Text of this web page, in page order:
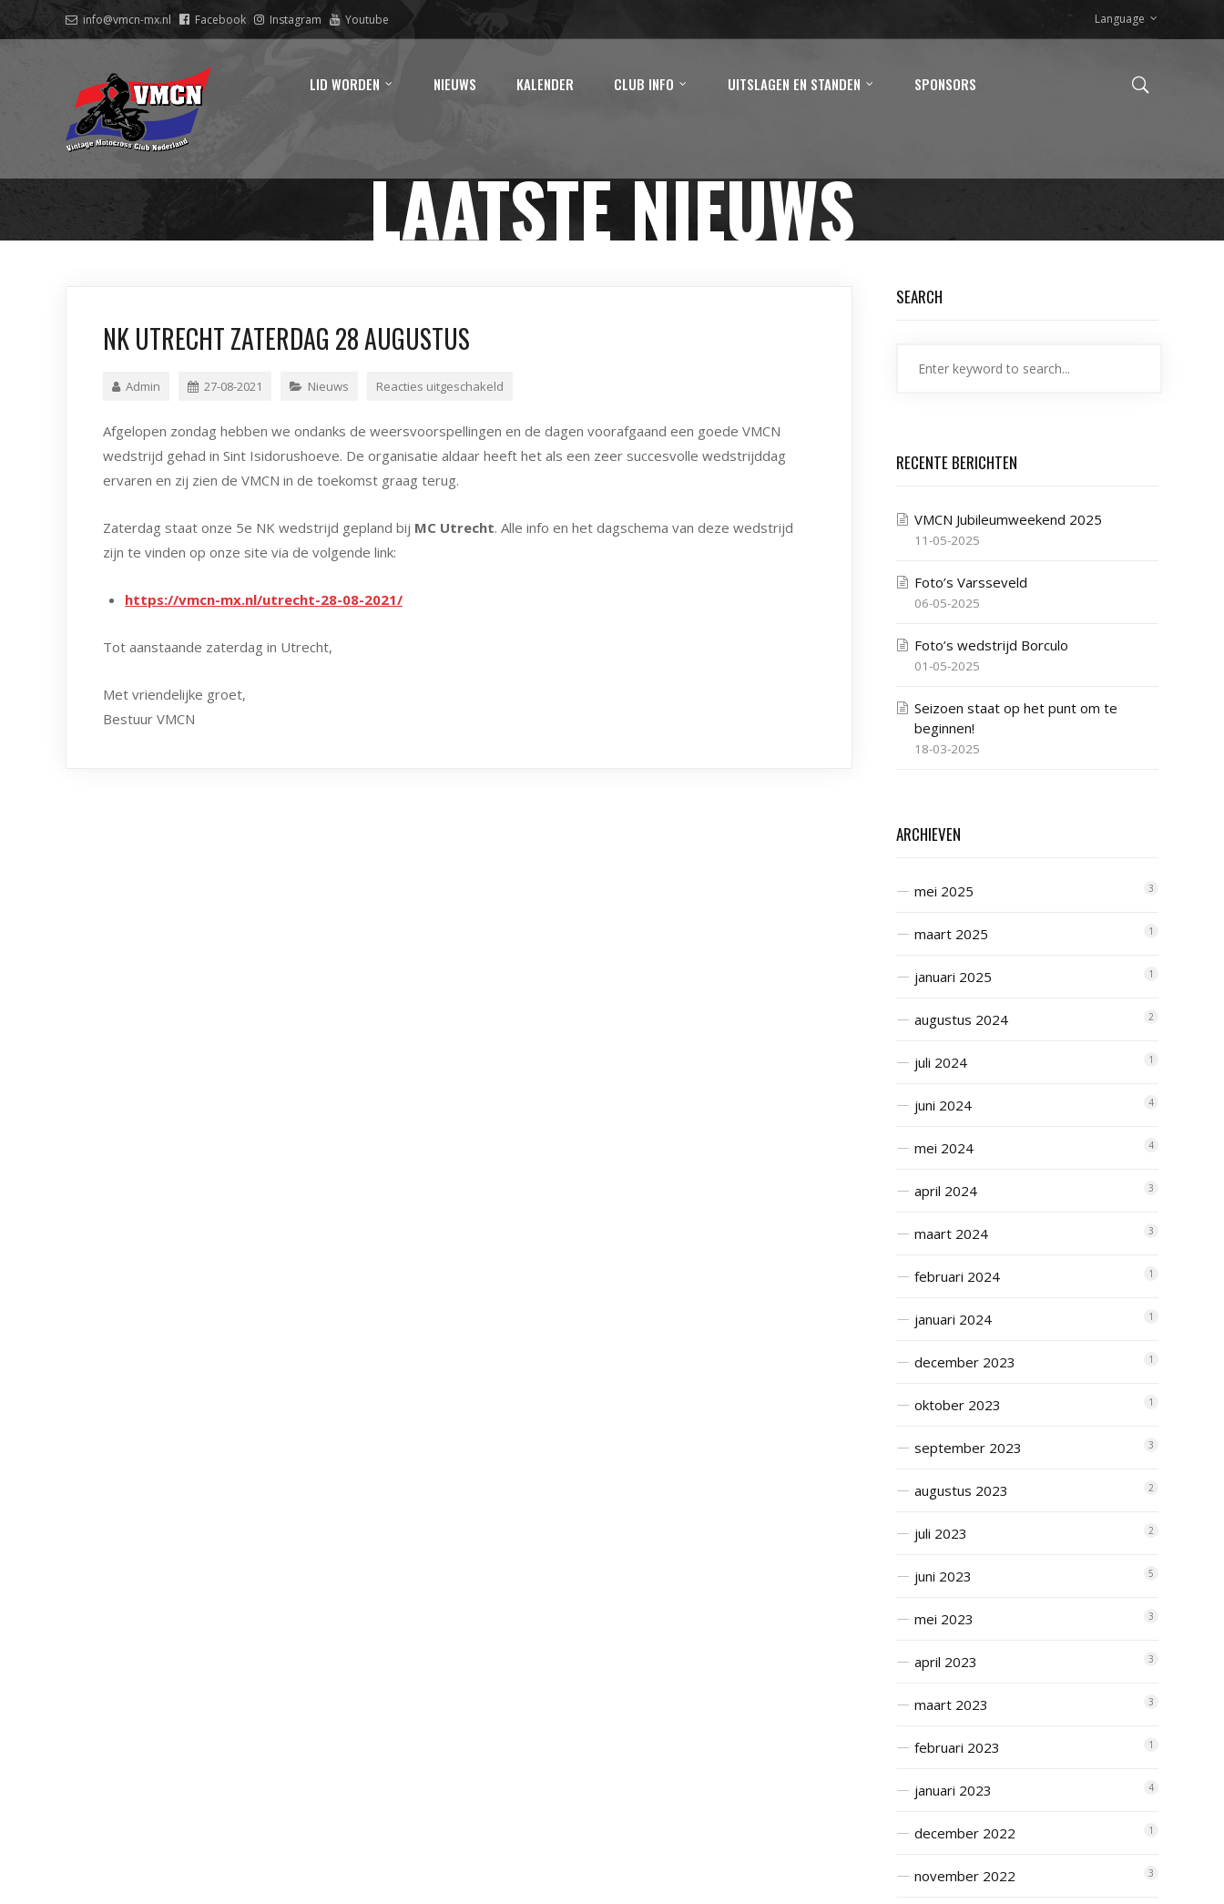
info@vmcn-mx.nl Facebook Instagram Youtube Language
LID WORDEN NIEUWS KALENDER CLUB INFO UITSLAGEN EN STANDEN SPONSORS
LAATSTE NIEUWS
NK UTRECHT ZATERDAG 28 AUGUSTUS
Admin 27-08-2021 Nieuws Reacties uitgeschakeld
Afgelopen zondag hebben we ondanks de weersvoorspellingen en de dagen voorafgaand een goede VMCN
wedstrijd gehad in Sint Isidorushoeve. De organisatie aldaar heeft het als een zeer succesvolle wedstrijddag
ervaren en zij zien de VMCN in de toekomst graag terug.
Zaterdag staat onze 5e NK wedstrijd gepland bij MC Utrecht. Alle info en het dagschema van deze wedstrijd
zijn te vinden op onze site via de volgende link:
https://vmcn-mx.nl/utrecht-28-08-2021/
Tot aanstaande zaterdag in Utrecht,
Met vriendelijke groet,
Bestuur VMCN
SEARCH
RECENTE BERICHTEN
VMCN Jubileumweekend 2025
11-05-2025
Foto’s Varsseveld
06-05-2025
Foto’s wedstrijd Borculo
01-05-2025
Seizoen staat op het punt om te
beginnen!
18-03-2025
ARCHIEVEN
mei 2025 3
maart 2025 1
januari 2025 1
augustus 2024 2
juli 2024 1
juni 2024 4
mei 2024 4
april 2024 3
maart 2024 3
februari 2024 1
januari 2024 1
december 2023 1
oktober 2023 1
september 2023 3
augustus 2023 2
juli 2023 2
juni 2023 5
mei 2023 3
april 2023 3
maart 2023 3
februari 2023 1
januari 2023 4
december 2022 1
november 2022 3